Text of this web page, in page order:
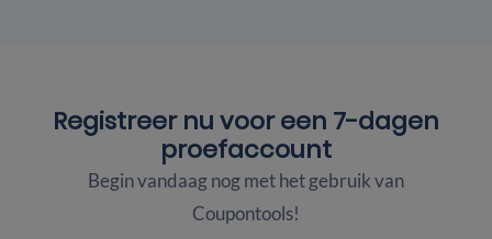
Registreer nu voor een 7-dagen
proefaccount
Begin vandaag nog met het gebruik van
Coupontools!